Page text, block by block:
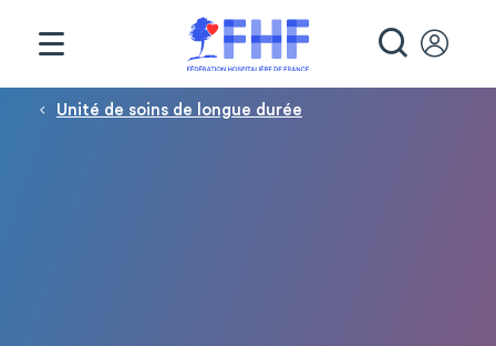
Fil d'Ariane
Unité de soins de longue durée
Panneau de gestion des cookies